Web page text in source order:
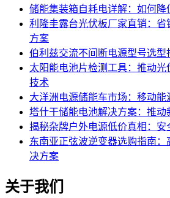
储能集装箱自耗电详解：如何降
利隆圭露台光伏板厂家直销：
方案
伯利兹交流不间断电源型号选型
太阳能电池片检测工具：推动
技术
大洋洲电源储能车市场：移动
塔什干储能电池解决方案：推
揭秘杂牌户外电源低价真相：安
东南亚正弦波逆变器选购指南
决方案
关于我们